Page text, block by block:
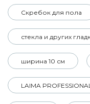
Скребок для пола
стекла и других
ширина 10 см
LAIMA